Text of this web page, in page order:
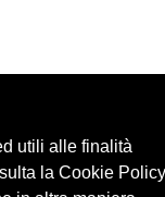
utili alle finalità
la Cookie